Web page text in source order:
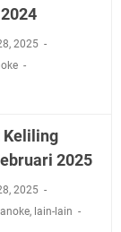
2025
Keliling
2025
2025
, lain-lain